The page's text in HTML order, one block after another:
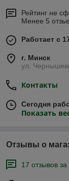
Рейтинг не
Менее 5
Работает с
г. Минск
ул.
Контакты
Сегодня
Показать
Отзывы о
17 отзывов